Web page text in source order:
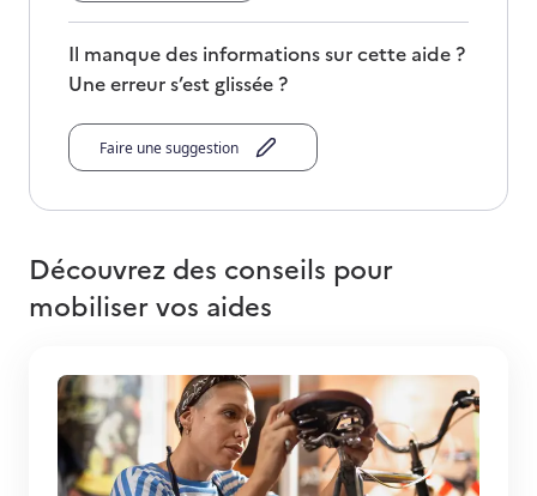
Il manque des informations sur cette aide ?
Une erreur s’est glissée ?
Faire une suggestion
Découvrez des conseils pour
mobiliser vos aides